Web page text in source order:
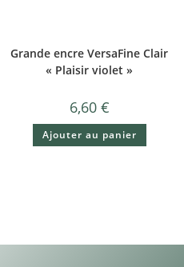
Grande encre VersaFine Clair
« Plaisir violet »
6,60 €
Ajouter au panier